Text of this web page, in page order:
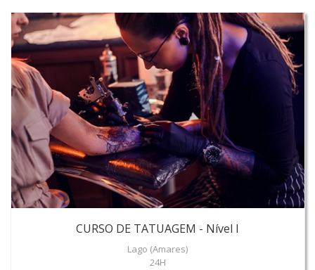
CURSO DE TATUAGEM - Nível I
Lago (Amares)
24H